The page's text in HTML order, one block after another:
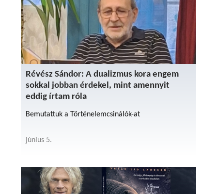
Révész Sándor: A dualizmus kora engem
sokkal jobban érdekel, mint amennyit
eddig írtam róla
Bemutattuk a Történelemcsinálók-at
június 5.